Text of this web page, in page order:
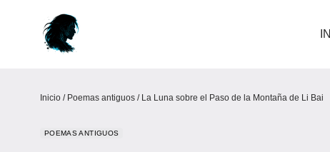
Inicio / Poemas antiguos / La Luna sobre el Paso de la Montaña de Li Bai
POEMAS ANTIGUOS